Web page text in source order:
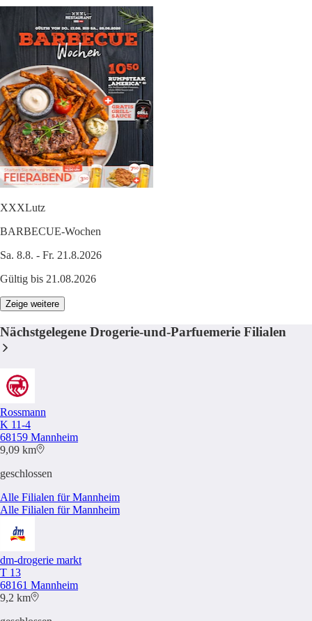
XXXLutz
BARBECUE-Wochen
Sa. 8.8. - Fr. 21.8.2026
Gültig bis 21.08.2026
Zeige weitere
Nächstgelegene Drogerie-und-Parfuemerie Filialen
Rossmann
K 11-4
68159 Mannheim
9,09 km
geschlossen
Alle Filialen für Mannheim
Alle Filialen für Mannheim
dm-drogerie markt
T 13
68161 Mannheim
9,2 km